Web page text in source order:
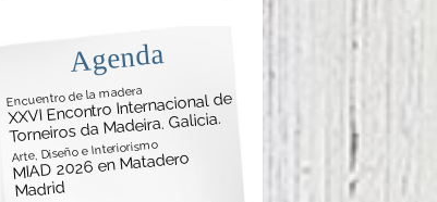
Agenda
Encuentro de la madera
XXVI Encontro Internacional de
Torneiros da Madeira. Galicia.
Arte, Diseño e Interiorismo
MIAD 2026 en Matadero
Madrid